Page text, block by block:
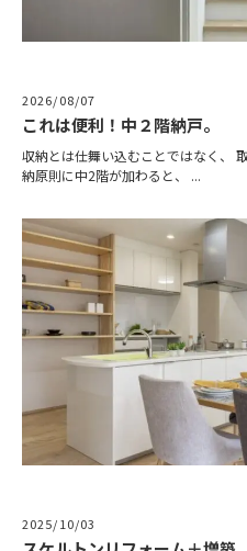
2026/08/07
これは便利！中２階納戸。
収納とは仕舞い込むことではなく、
納原則に中2階が加わると、 ...
2025/10/03